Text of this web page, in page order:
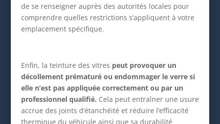
de se renseigner auprès des autorités locales pour
comprendre quelles restrictions s’appliquent à votre
emplacement spécifique.
Enfin, la teinture des vitres peut provoquer un
décollement prématuré ou endommager le verre si
elle n’est pas appliquée correctement ou par un
professionnel qualifié. Cela peut entraîner une usure
accrue des joints d’étanchéité et réduire l’efficacité
thermique du véhicule ainsi que sa durabilité